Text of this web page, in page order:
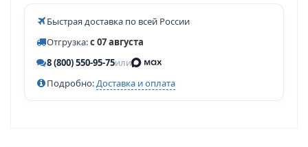
Быстрая доставка по всей России
Отгрузка:с 07 августа
8 (800) 550-95-75или
Подробно:Доставка и оплата